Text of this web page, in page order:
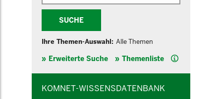
SUCHE
Ihre Themen-Auswahl: Alle Themen
Erweiterte Suche Themenliste Hilfe
KOMNET-WISSENSDATENBANK